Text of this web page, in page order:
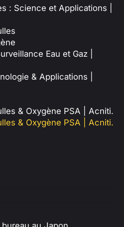
: Science et Applications |
Eau et Gaz |
& Applications |
& Oxygène PSA | Acniti.
& Oxygène PSA | Acniti.